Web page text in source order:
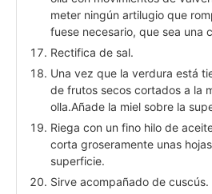
meter ningún artilugio que
fuese necesario, que sea una
Rectifica de sal.
Una vez que la verdura está
de frutos secos cortados a la
olla.Añade la miel sobre la
Riega con un fino hilo de
corta groseramente unas
superficie.
Sirve acompañado de cuscús.